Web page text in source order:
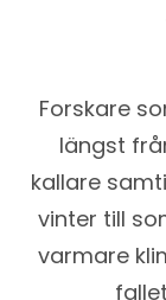
Forskare
längst
kallare
vinter till
varmare